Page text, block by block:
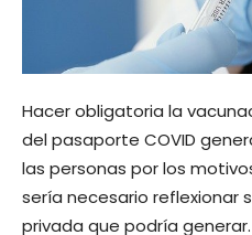
Hacer obligatoria la
del pasaporte COVID
las personas por los
sería necesario reflexionar
privada que podría generar.